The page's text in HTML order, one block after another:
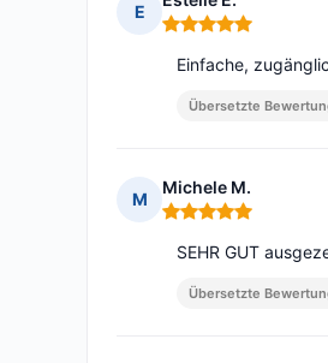
E
Hinweis: 5 von 5
Einfache,
Übersetzte
M
Michele M.
Hinweis: 5 von 5
SEHR GUT
Übersetzte